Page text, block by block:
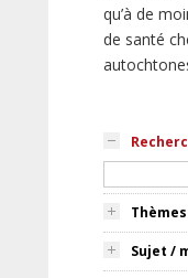
qu’à de
de santé
Sujet /